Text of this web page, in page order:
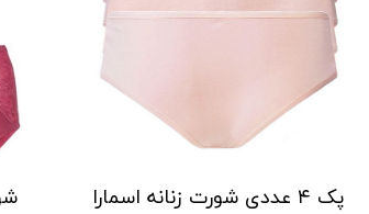
پک ۴ عددی شورت زنانه اسمارا